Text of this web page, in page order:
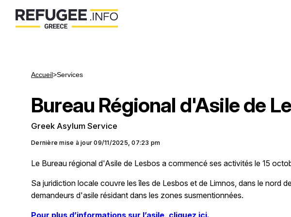
Accueil>Services
Bureau Régional d'Asile de
Greek Asylum Service
Dernière mise à jour 09/11/2025, 07:23 pm
Le Bureau régional d'Asile de Lesbos a commencé ses activités le 15
Sa juridiction locale couvre les îles de Lesbos et de Limnos, dans le nord
demandeurs d'asile résidant dans les zones susmentionnées.